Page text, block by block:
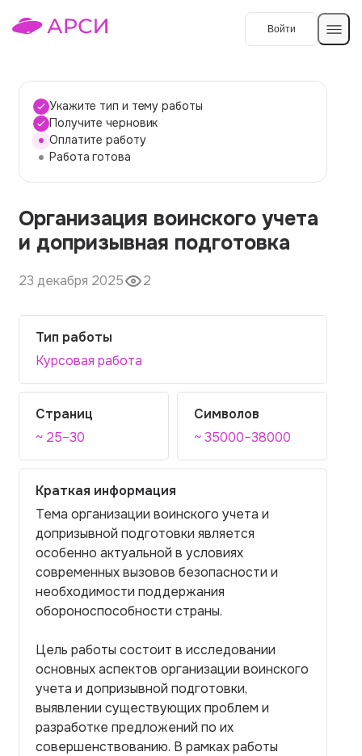
Войти
Темы работ
О сервисе
О компании
Наши гарантии
Порядок оплаты
Вопросы и ответы
Отзывы
Контакты
Укажите тип и тему работы
Получите черновик
Оплатите работу
Работа готова
Организация воинского учета
и допризывная подготовка
23 декабря 2025 2
Тип работы
Курсовая работа
Страниц
~ 25–30
Символов
~ 35000–38000
Краткая информация
Тема организации воинского учета и
допризывной подготовки является
особенно актуальной в условиях
современных вызовов безопасности и
необходимости поддержания
обороноспособности страны.
Цель работы состоит в исследовании
основных аспектов организации воинского
учета и допризывной подготовки,
выявлении существующих проблем и
разработке предложений по их
совершенствованию. В рамках работы